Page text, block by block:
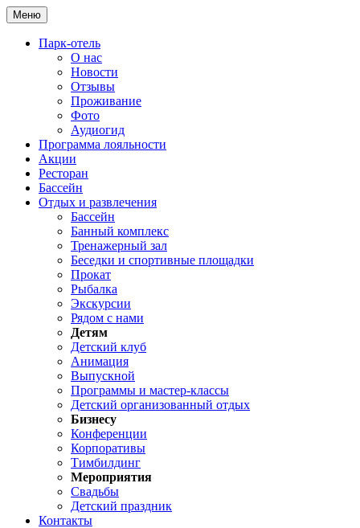
Меню
Парк-отель
О нас
Новости
Отзывы
Проживание
Фото
Аудиогид
Программа лояльности
Акции
Ресторан
Бассейн
Отдых и развлечения
Бассейн
Банный комплекс
Тренажерный зал
Беседки и спортивные площадки
Прокат
Рыбалка
Экскурсии
Рядом с нами
Детям
Детский клуб
Анимация
Выпускной
Программы и мастер-классы
Детский организованный отдых
Бизнесу
Конференции
Корпоративы
Тимбилдинг
Мероприятия
Свадьбы
Детский праздник
Контакты